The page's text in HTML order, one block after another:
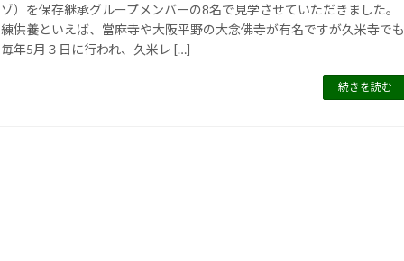
ゾ）を保存継承グループメンバーの8名で見学させていただきました。
練供養といえば、當麻寺や大阪平野の大念佛寺が有名ですが久米寺でも
毎年5月３日に行われ、久米レ […]
続きを読む